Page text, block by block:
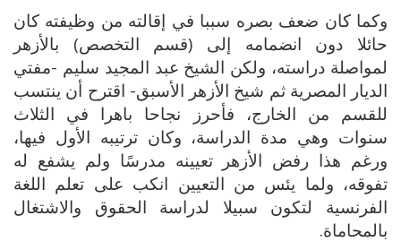
وكما كان ضعف بصره سببا في إقالته من وظيفته كان
حائلا دون انضمامه إلى (قسم التخصص) بالأزهر
لمواصلة دراسته، ولكن الشيخ عبد المجيد سليم -مفتي
الديار المصرية ثم شيخ الأزهر الأسبق- اقترح أن ينتسب
للقسم من الخارج، فأحرز نجاحا باهرا في الثلاث
سنوات وهي مدة الدراسة، وكان ترتيبه الأول فيها،
ورغم هذا رفض الأزهر تعيينه مدرسًا ولم يشفع له
تفوقه، ولما يئس من التعيين انكب على تعلم اللغة
الفرنسية لتكون سبيلا لدراسة الحقوق والاشتغال
بالمحاماة.